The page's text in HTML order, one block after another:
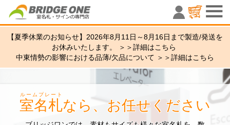
室名札・
【夏季休業のお知らせ】2026年8月11日～8月16日まで製造/発送を
お休みいたします。 ＞＞詳細はこちら
中東情勢の影響における品薄/欠品について ＞＞詳細はこちら
室名札
ルームプレート
なら、お任せください